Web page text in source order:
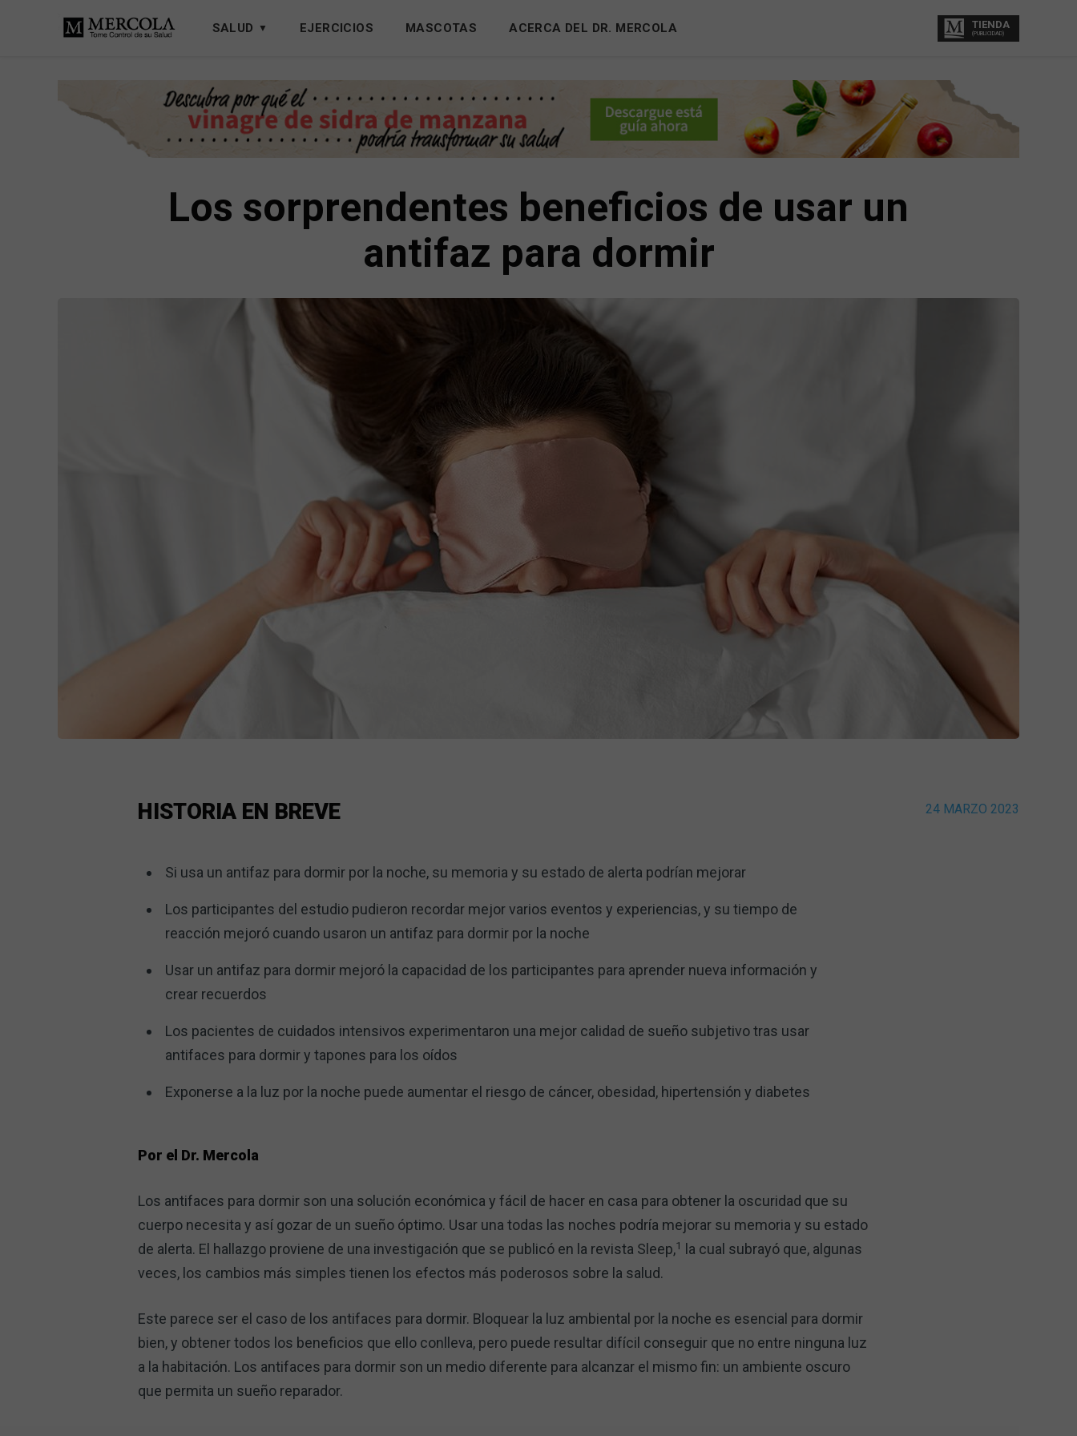
SALUD EJERCICIOS MASCOTAS ACERCA DEL DR. MERCOLA TIENDA
(PUBLICIDAD)
Los sorprendentes beneficios de usar un
antifaz para dormir
24 MARZO 2023
HISTORIA EN BREVE
Si usa un antifaz para dormir por la noche, su memoria y su estado de alerta podrían mejorar
Los participantes del estudio pudieron recordar mejor varios eventos y experiencias, y su tiempo de
reacción mejoró cuando usaron un antifaz para dormir por la noche
Usar un antifaz para dormir mejoró la capacidad de los participantes para aprender nueva información y
crear recuerdos
Los pacientes de cuidados intensivos experimentaron una mejor calidad de sueño subjetivo tras usar
antifaces para dormir y tapones para los oídos
Exponerse a la luz por la noche puede aumentar el riesgo de cáncer, obesidad, hipertensión y diabetes
Por el Dr. Mercola
Los antifaces para dormir son una solución económica y fácil de hacer en casa para obtener la oscuridad que su
cuerpo necesita y así gozar de un sueño óptimo. Usar una todas las noches podría mejorar su memoria y su estado
de alerta. El hallazgo proviene de una investigación que se publicó en la revista Sleep,1
la cual subrayó que, algunas
veces, los cambios más simples tienen los efectos más poderosos sobre la salud.
Este parece ser el caso de los antifaces para dormir. Bloquear la luz ambiental por la noche es esencial para dormir
bien, y obtener todos los beneficios que ello conlleva, pero puede resultar difícil conseguir que no entre ninguna luz
a la habitación. Los antifaces para dormir son un medio diferente para alcanzar el mismo fin: un ambiente oscuro
que permita un sueño reparador.